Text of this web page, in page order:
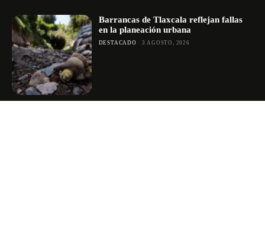
Barrancas de Tlaxcala reflejan fallas
en la planeación urbana
DESTACADO 3 AGOSTO, 2026